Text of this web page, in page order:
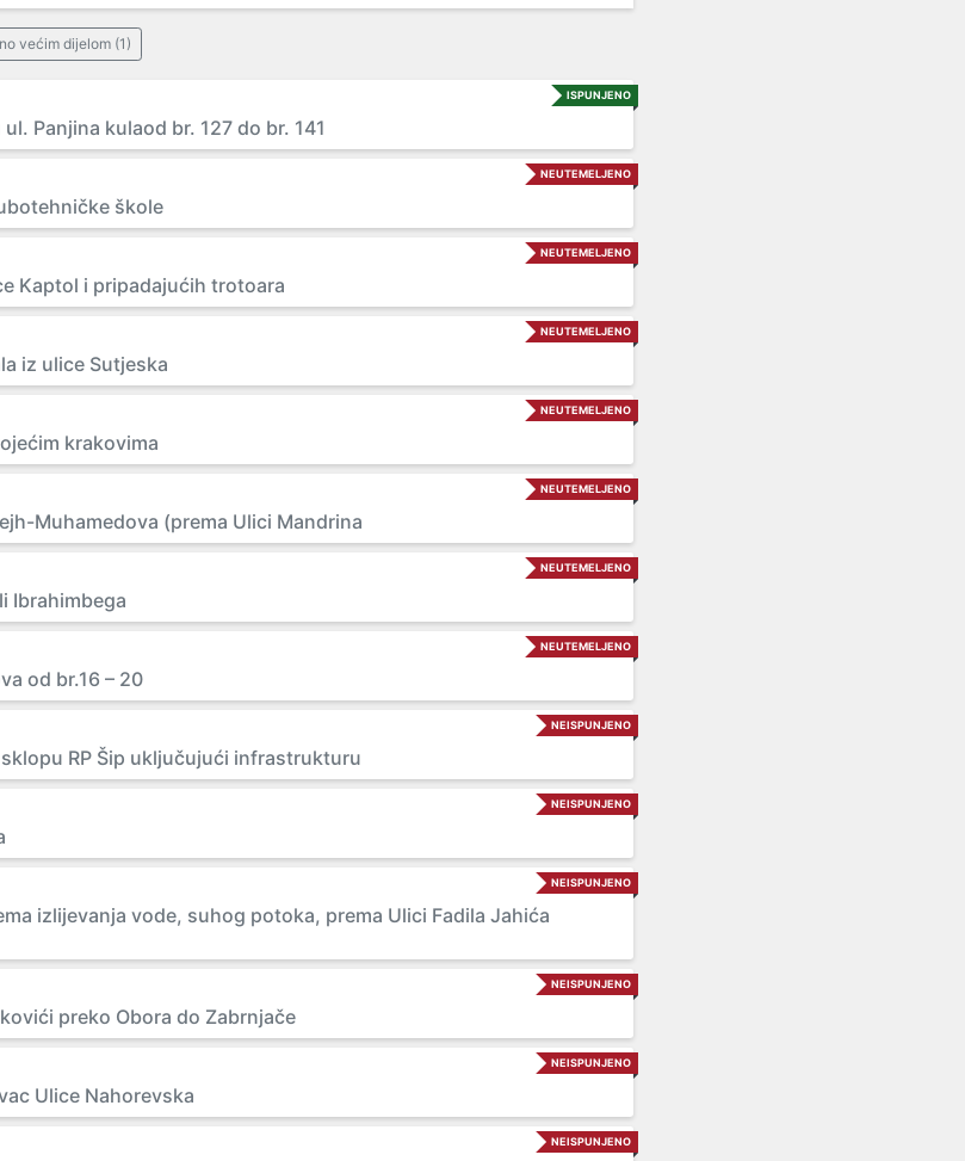
većim dijelom (1)
ISPUNJENO
Panjina kulaod br. 127 do br. 141
NEUTEMELJENO
škole
NEUTEMELJENO
Kaptol i pripadajućih trotoara
NEUTEMELJENO
iz ulice Sutjeska
NEUTEMELJENO
krakovima
NEUTEMELJENO
Muhamedova (prema Ulici Mandrina
NEUTEMELJENO
Ibrahimbega
NEUTEMELJENO
od br.16 – 20
NEISPUNJENO
RP Šip uključujući infrastrukturu
NEISPUNJENO
NEISPUNJENO
izlijevanja vode, suhog potoka, prema Ulici Fadila Jahića
NEISPUNJENO
preko Obora do Zabrnjače
NEISPUNJENO
Ulice Nahorevska
NEISPUNJENO